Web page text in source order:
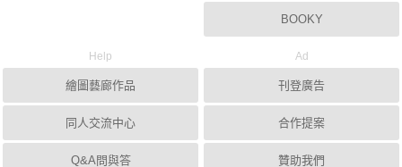
BOOKY
Help
繪圖藝廊作品
同人交流中心
Q&A問與答
Ad
刊登廣告
合作提案
贊助我們